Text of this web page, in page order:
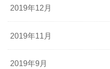
2019年12月
2019年11月
2019年9月